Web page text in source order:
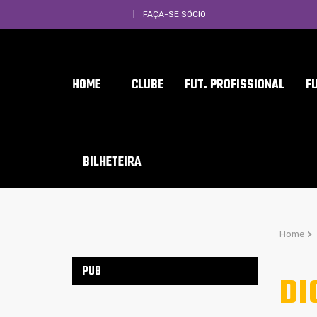
FAÇA-SE SÓCIO
HOME CLUBE FUT. PROFISSIONAL
BILHETEIRA
Home >
PUB